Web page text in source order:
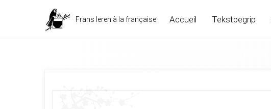
Frans leren à la française Accueil Tekstbegrip